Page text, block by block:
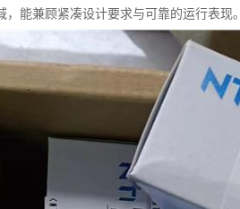
，能兼顾紧凑设计要求与可靠的运行表现。